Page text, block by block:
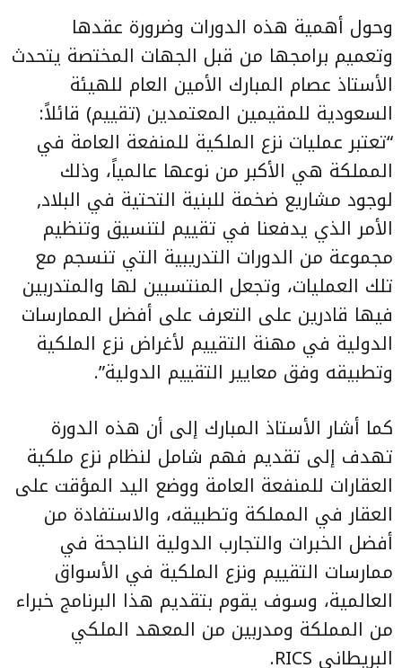
وحول أهمية هذه الدورات وضرورة عقدها
وتعميم برامجها من قبل الجهات المختصة يتحدث
الأستاذ عصام المبارك الأمين العام للهيئة
السعودية للمقيمين المعتمدين (تقييم) قائلاً:
“تعتبر عمليات نزع الملكية للمنفعة العامة في
المملكة هي الأكبر من نوعها عالمياً، وذلك
لوجود مشاريع ضخمة للبنية التحتية في البلاد,
الأمر الذي يدفعنا في تقييم لتنسيق وتنظيم
مجموعة من الدورات التدريبية التي تنسجم مع
تلك العمليات، وتجعل المنتسبين لها والمتدربين
فيها قادرين على التعرف على أفضل الممارسات
الدولية في مهنة التقييم لأغراض نزع الملكية
وتطبيقه وفق معايير التقييم الدولية”.
كما أشار الأستاذ المبارك إلى أن هذه الدورة
تهدف إلى تقديم فهم شامل لنظام نزع ملكية
العقارات للمنفعة العامة ووضع اليد المؤقت على
العقار في المملكة وتطبيقه، والاستفادة من
أفضل الخبرات والتجارب الدولية الناجحة في
ممارسات التقييم ونزع الملكية في الأسواق
العالمية، وسوف يقوم بتقديم هذا البرنامج خبراء
من المملكة ومدربين من المعهد الملكي
البريطاني RICS.